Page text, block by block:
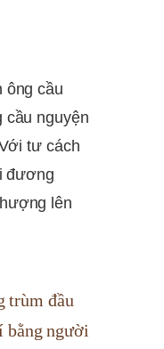
ông cầu
cầu nguyện
tư cách
đương
lên
trùm đầu
bằng người